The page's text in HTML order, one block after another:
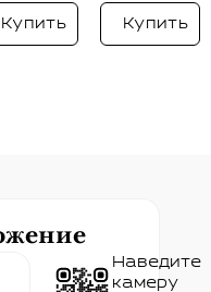
Купить Купить
Наведите
камеру